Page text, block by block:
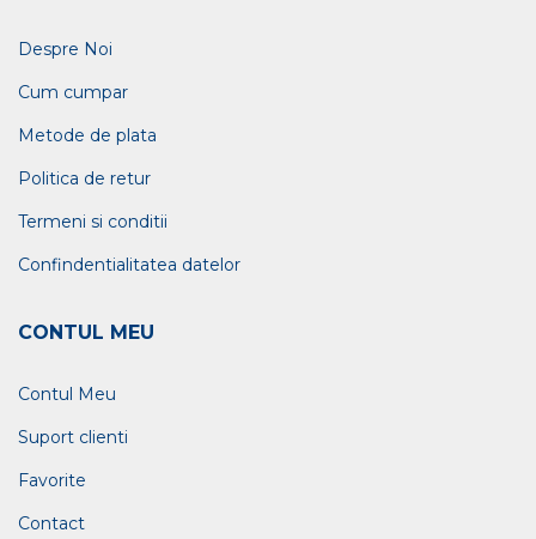
Despre Noi
Cum cumpar
Metode de plata
Politica de retur
Termeni si conditii
Confindentialitatea datelor
CONTUL MEU
Contul Meu
Suport clienti
Favorite
Contact